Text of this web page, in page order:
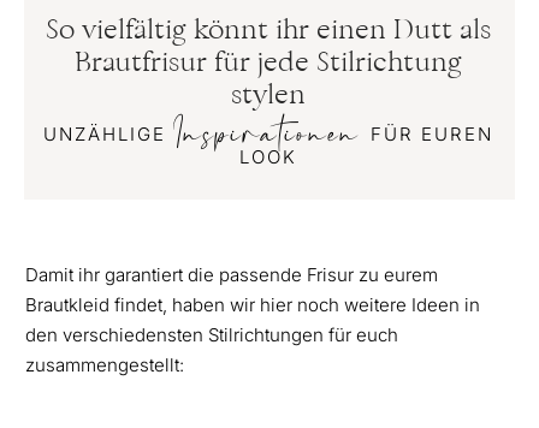
So vielfältig könnt ihr einen Dutt als
Brautfrisur für jede Stilrichtung
stylen
UNZÄHLIGE Inspirationen FÜR EUREN
LOOK
Damit ihr garantiert die passende Frisur zu eurem
Brautkleid findet, haben wir hier noch weitere Ideen in
den verschiedensten Stilrichtungen für euch
zusammengestellt: